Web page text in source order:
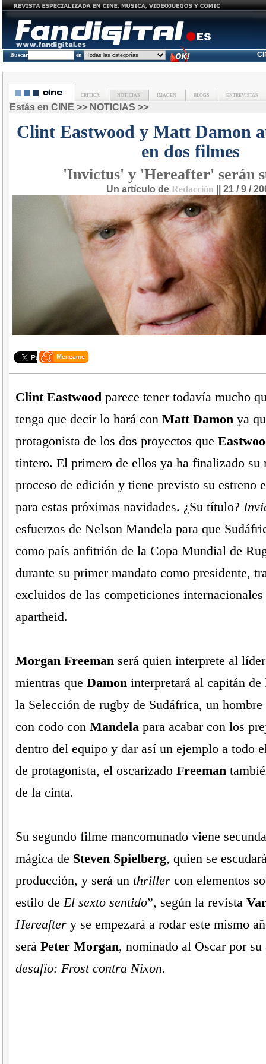
Buscar en
CRITICA NOTICIAS IMAGEN BLOGS ENTREVISTAS
Estás en CINE >> NOTICIAS >>
Clint Eastwood y Matt Damon
en dos filmes
'Invictus' y 'Hereafter' serán
Un artículo de Redacción || 21 / 9 /
Clint Eastwoodparece tener todavía mucho
tenga que decir lo hará con Matt Damonya
protagonista de los dos proyectos que
tintero. El primero de ellos ya ha finalizado su
proceso de edición y tiene previsto su estreno
para estas próximas navidades. ¿Su título?
esfuerzos de Nelson Mandela para que
como país anfitrión de la Copa Mundial de
durante su primer mandato como presidente,
excluidos de las competiciones
apartheid.
Morgan Freemanserá quien interprete al
mientras que Damoninterpretará al capitán de
la Selección de rugby de Sudáfrica, un
con codo con Mandelapara acabar con los
dentro del equipo y dar así un ejemplo a todo
de protagonista, el oscarizado Freeman
de la cinta.
Su segundo filme mancomunado viene
mágica de Steven Spielberg, quien se
producción, y será un thrillercon elementos
estilo deEl sexto sentido”, según la revista
Hereaftery se empezará a rodar este mismo
será Peter Morgan, nominado al Oscar por
desafío: Frost contra Nixon.